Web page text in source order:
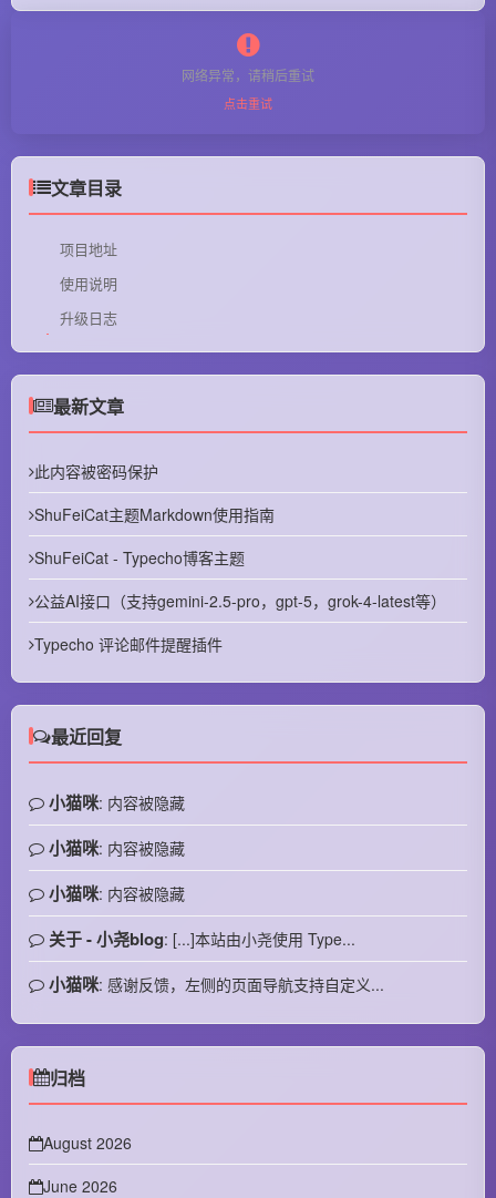
网络异常，请稍后重试
点击重试
文章目录
项目地址
使用说明
升级日志
最新文章
此内容被密码保护
ShuFeiCat主题Markdown使用指南
ShuFeiCat - Typecho博客主题
公益AI接口（支持gemini-2.5-pro，gpt-5，grok-4-latest等）
Typecho 评论邮件提醒插件
最近回复
小猫咪: 内容被隐藏
小猫咪: 内容被隐藏
小猫咪: 内容被隐藏
关于 - 小尧blog: [...]本站由小尧使用 Type...
小猫咪: 感谢反馈，左侧的页面导航支持自定义...
归档
August 2026
June 2026